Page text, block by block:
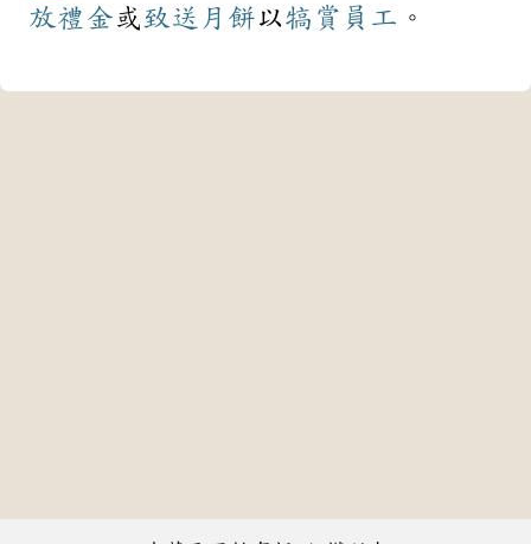
放禮金或 致送 月餅以犒賞 員工 。